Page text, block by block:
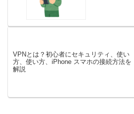
VPNとは？初心者にセキュリティ、使い
方、使い方、iPhone スマホの接続方法を
解説